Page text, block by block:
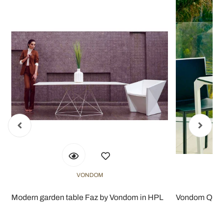
Utilizziamo i cookie per personalizzare contenuti ed
annunci, per fornire funzionalità dei social media e per
analizzare il nostro traffico. Condividiamo inoltre
informazioni sul modo in cui utilizza il nostro sito con i
nostri partner che si occupano di analisi dei dati web,
pubblicità e social media, i quali potrebbero combinarle
con altre informazioni che ha fornito loro o che hanno
raccolto dal suo utilizzo dei loro servizi.
VONDOM
Modern garden table Faz by Vondom in HPL
Vondom